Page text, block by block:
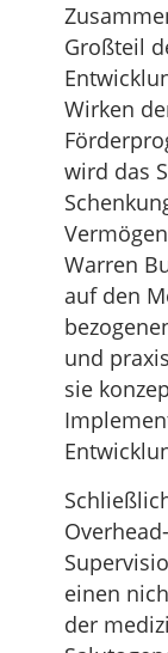
Großteil
Wirken
wird das
Warren
auf den
und
sie
einen
der